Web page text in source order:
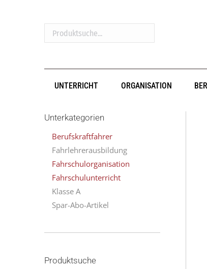
Produktsuche...
UNTERRICHT ORGANISATION
Unterkategorien
Berufskraftfahrer
Fahrlehrerausbildung
Fahrschulorganisation
Fahrschulunterricht
Klasse A
Spar-Abo-Artikel
Produktsuche